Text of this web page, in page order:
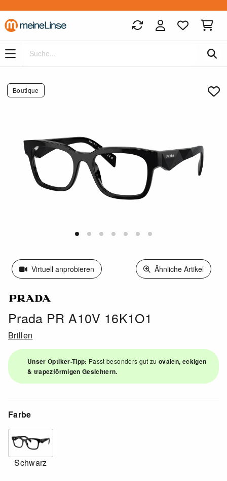
Zum Hauptinhalt springen
Boutique
Virtuell anprobieren Ähnliche Artikel
Prada PR A10V 16K1O1
Brillen
Unser Optiker-Tipp: Passt besonders gut zuovalen, eckigen
& trapezförmigen Gesichtern.
Farbe
Schwarz